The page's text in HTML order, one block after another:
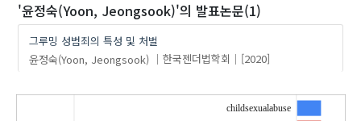
'윤정숙(Yoon, Jeongsook)'의 발표논문(1)
그루밍 성범죄의 특성 및 처벌
윤정숙(Yoon, Jeongsook)
한국젠더법학회 [2020]
childsexualabuse